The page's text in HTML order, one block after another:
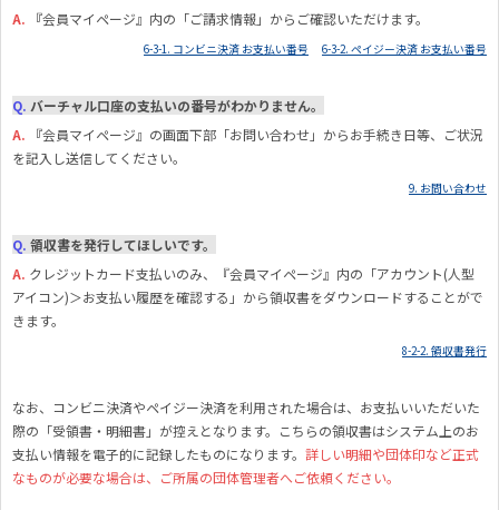
A. 『会員マイページ』内の「ご請求情報」からご確認いただけます。
6-3-1. コンビニ決済 お支払い番号 6-3-2. ペイジー決済 お支払い番号
Q. バーチャル口座の支払いの番号がわかりません。
A. 『会員マイページ』の画面下部「お問い合わせ」からお手続き日等、ご状況
を記入し送信してください。
9. お問い合わせ
Q. 領収書を発行してほしいです。
A. クレジットカード支払いのみ、『会員マイページ』内の「アカウント(人型
アイコン)＞お支払い履歴を確認する」から領収書をダウンロードすることがで
きます。
8-2-2. 領収書発行
なお、コンビニ決済やペイジー決済を利用された場合は、お支払いいただいた
際の「受領書・明細書」が控えとなります。こちらの領収書はシステム上のお
支払い情報を電子的に記録したものになります。 詳しい明細や団体印など正式
なものが必要な場合は、ご所属の団体管理者へご依頼ください。